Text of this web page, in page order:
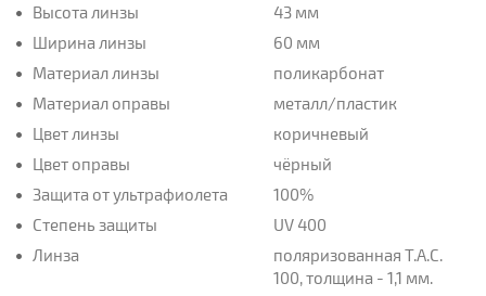
Высота линзы
43 мм
Ширина линзы
60 мм
Материал линзы
поликарбонат
Материал оправы
металл/пластик
Цвет линзы
коричневый
Цвет оправы
чёрный
Защита от ультрафиолета
100%
Степень защиты
UV 400
Линза
поляризованная T.A.C.
100, толщина - 1,1 мм.